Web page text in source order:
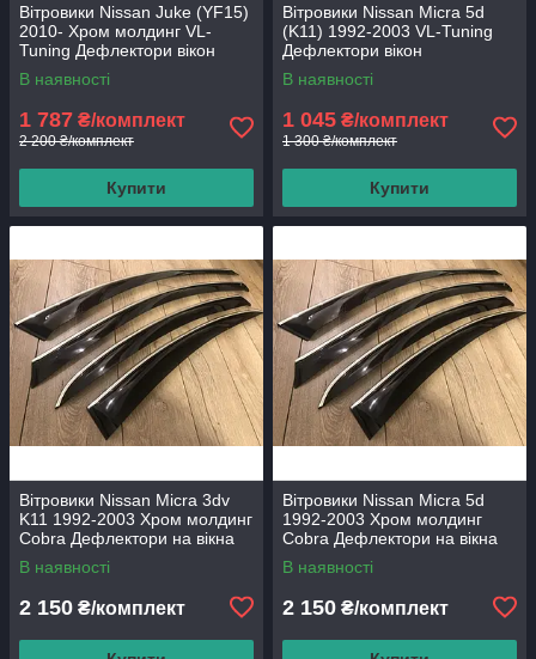
Вітровики Nissan Juke (YF15)
2010- Хром молдинг VL-
Tuning Дефлектори вікон
В наявності
1 787 ₴/комплект
2 200 ₴/комплект
Купити
Вітровики Nissan Micra 5d
(K11) 1992-2003 VL-Tuning
Дефлектори вікон
В наявності
1 045 ₴/комплект
1 300 ₴/комплект
Купити
Вітровики Nissan Micra 3dv
K11 1992-2003 Хром молдинг
Cobra Дефлектори на вікна
В наявності
2 150 ₴/комплект
Вітровики Nissan Micra 5d
1992-2003 Хром молдинг
Cobra Дефлектори на вікна
В наявності
2 150 ₴/комплект